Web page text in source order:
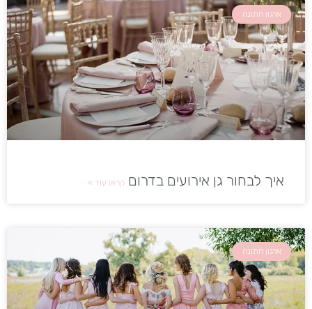
ארגון חתונה
איך לבחור גן אירועים בדרום קראו עוד »
ארגון חתונה